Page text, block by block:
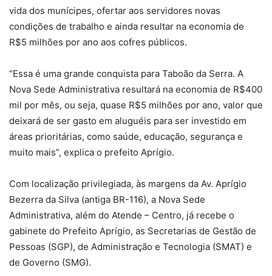
vida dos munícipes, ofertar aos servidores novas
condições de trabalho e ainda resultar na economia de
R$5 milhões por ano aos cofres públicos.
“Essa é uma grande conquista para Taboão da Serra. A
Nova Sede Administrativa resultará na economia de R$400
mil por mês, ou seja, quase R$5 milhões por ano, valor que
deixará de ser gasto em aluguéis para ser investido em
áreas prioritárias, como saúde, educação, segurança e
muito mais”, explica o prefeito Aprígio.
Com localização privilegiada, às margens da Av. Aprígio
Bezerra da Silva (antiga BR-116), a Nova Sede
Administrativa, além do Atende – Centro, já recebe o
gabinete do Prefeito Aprígio, as Secretarias de Gestão de
Pessoas (SGP), de Administração e Tecnologia (SMAT) e
de Governo (SMG).